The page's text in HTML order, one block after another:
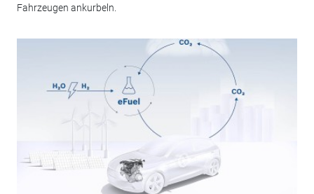
Fahrzeugen ankurbeln.